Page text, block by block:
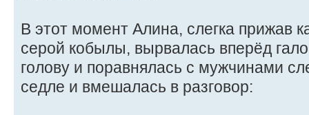
В этот момент Алина, слегка прижав
серой кобылы, вырвалась вперёд
голову и поравнялась с мужчинами
седле и вмешалась в разговор: